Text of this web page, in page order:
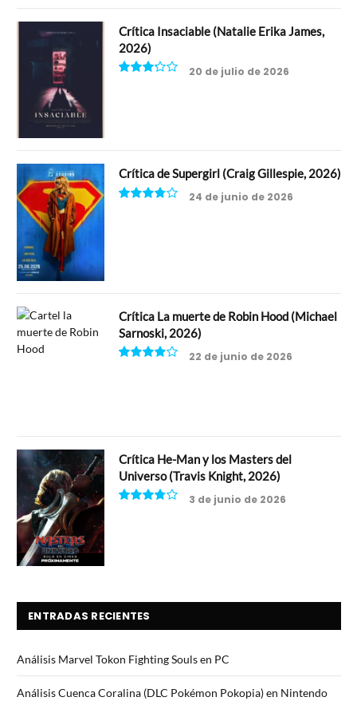
Crítica Insaciable (Natalie Erika James,
2026)
20 de julio de 2026
Crítica de Supergirl (Craig Gillespie, 2026)
24 de junio de 2026
Crítica La muerte de Robin Hood (Michael
Sarnoski, 2026)
22 de junio de 2026
Crítica He-Man y los Masters del
Universo (Travis Knight, 2026)
3 de junio de 2026
ENTRADAS RECIENTES
Análisis Marvel Tokon Fighting Souls en PC
Análisis Cuenca Coralina (DLC Pokémon Pokopia) en Nintendo